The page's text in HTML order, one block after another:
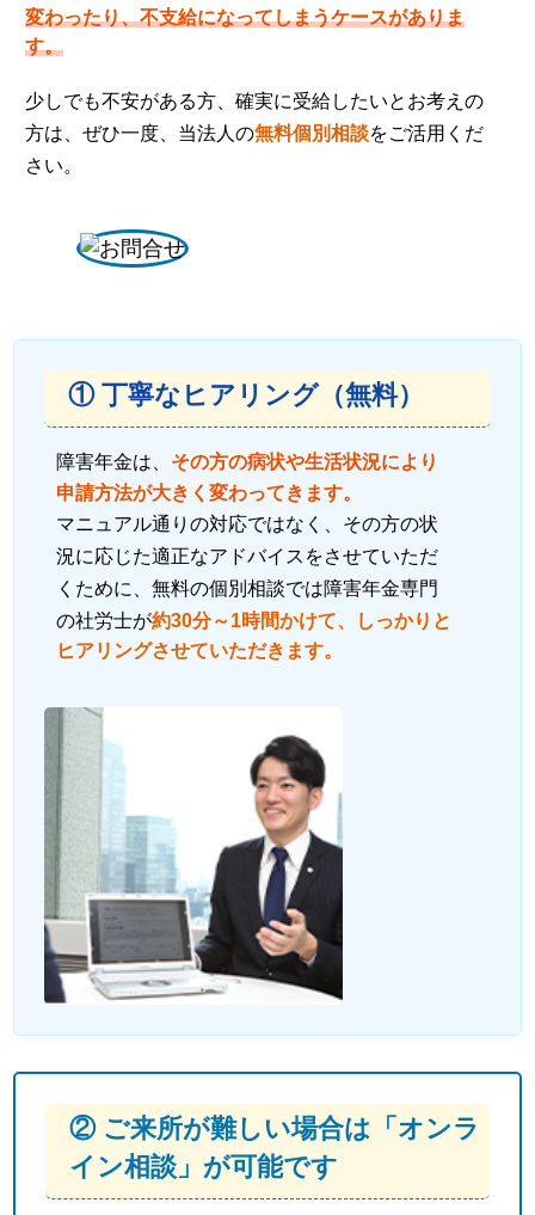
変わったり、不支給になってしまうケースがありま
す。
少しでも不安がある方、確実に受給したいとお考えの
方は、ぜひ一度、当法人の無料個別相談をご活用くだ
さい。
① 丁寧なヒアリング（無料）
障害年金は、 その方の病状や生活状況により
申請方法が大きく変わってきます。
マニュアル通りの対応ではなく、その方の状
況に応じた適正なアドバイスをさせていただ
くために、無料の個別相談では障害年金専門
の社労士が約30分～1時間かけて、しっかりと
ヒアリングさせていただきます。
② ご来所が難しい場合は「オンラ
イン相談」が可能です